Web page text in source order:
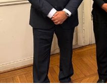
fricción diplomática
de Javier Milei hacia su
situación derivó en el
Buenos Aires, Julio Bitelli.
Desde el Palacio del
Vieira calificó los